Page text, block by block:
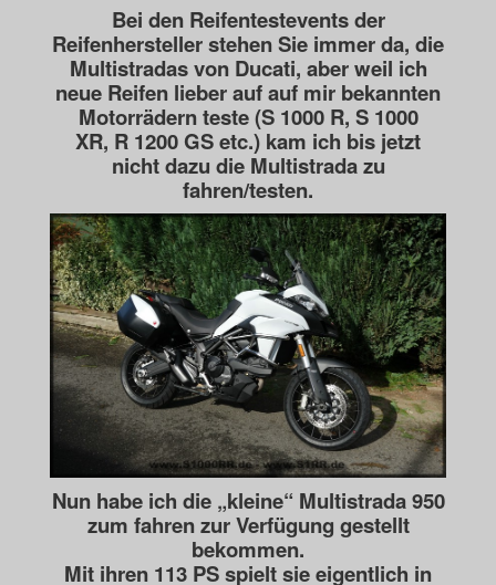
Bei den Reifentestevents der
Reifenhersteller stehen Sie immer da, die
Multistradas von Ducati, aber weil ich
neue Reifen lieber auf auf mir bekannten
Motorrädern teste (S 1000 R, S 1000
XR, R 1200 GS etc.) kam ich bis jetzt
nicht dazu die Multistrada zu
fahren/testen.
Nun habe ich die „kleine“ Multistrada 950
zum fahren zur Verfügung gestellt
bekommen.
Mit ihren 113 PS spielt sie eigentlich in